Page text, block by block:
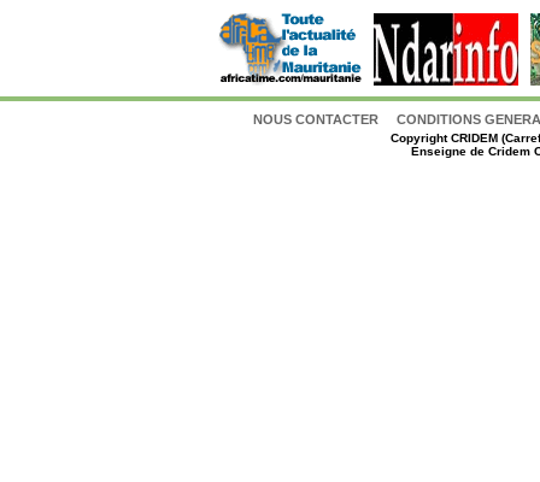
NOUS CONTACTER CONDITIONS
CopyrightCRIDEM
Enseigne de Cridem